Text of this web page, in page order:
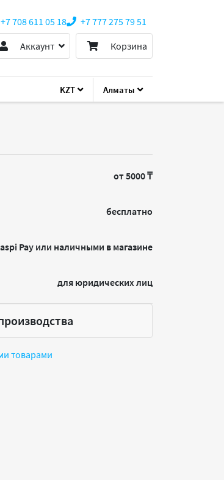
KZT Алматы
+7 708 611 05 18
+7 777 275 79 51
Аккаунт
Корзина
от 5000 ₸
бесплатно
Pay или наличными в магазине
для юридических лиц
товарами